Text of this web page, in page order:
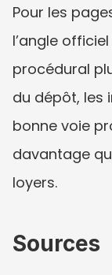
Pour les
l’angle
procédural
du dépôt, les
bonne voie
davantage
loyers.
Sources